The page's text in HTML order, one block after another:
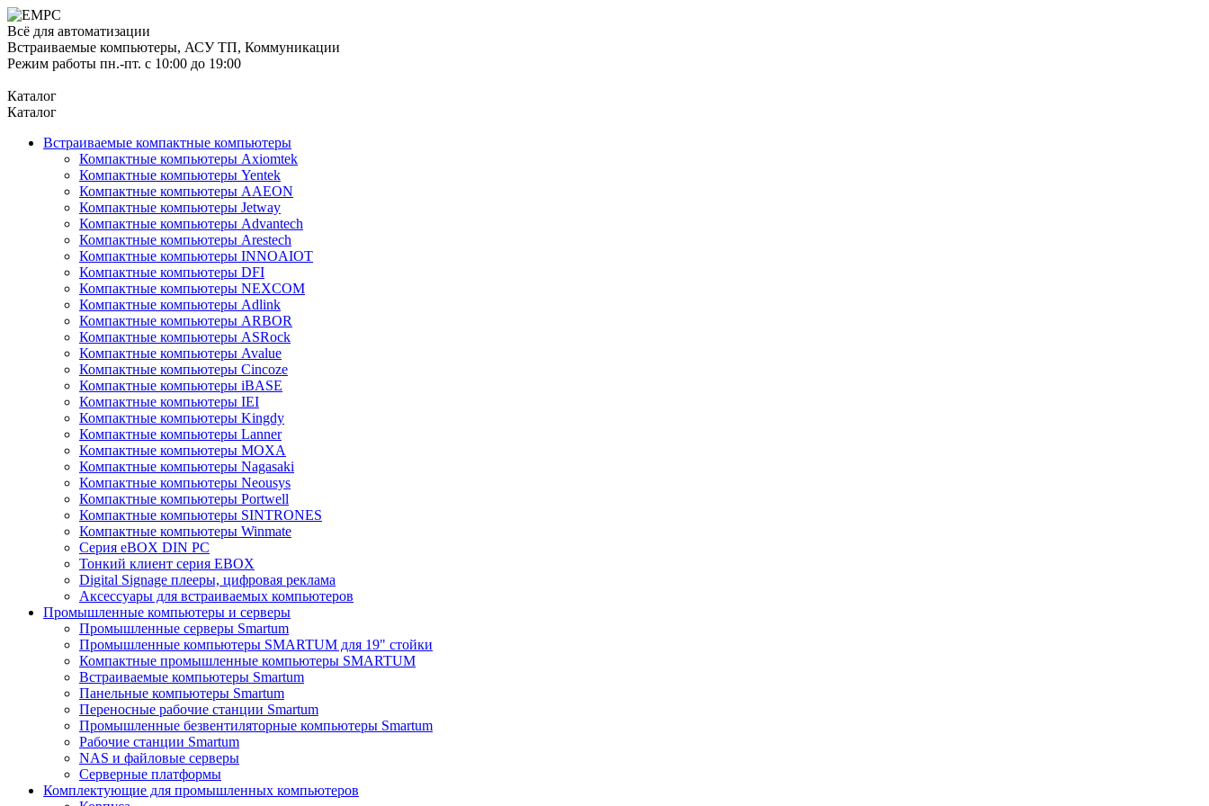
Всё для автоматизации
Встраиваемые компьютеры, АСУ ТП, Коммуникации
Режим работы пн.-пт. с 10:00 до 19:00
Каталог
Каталог
Встраиваемые компактные компьютеры
Компактные компьютеры Axiomtek
Компактные компьютеры Yentek
Компактные компьютеры AAEON
Компактные компьютеры Jetway
Компактные компьютеры Advantech
Компактные компьютеры Arestech
Компактные компьютеры INNOAIOT
Компактные компьютеры DFI
Компактные компьютеры NEXCOM
Компактные компьютеры Adlink
Компактные компьютеры ARBOR
Компактные компьютеры ASRock
Компактные компьютеры Avalue
Компактные компьютеры Cincoze
Компактные компьютеры iBASE
Компактные компьютеры IEI
Компактные компьютеры Kingdy
Компактные компьютеры Lanner
Компактные компьютеры MOXA
Компактные компьютеры Nagasaki
Компактные компьютеры Neousys
Компактные компьютеры Portwell
Компактные компьютеры SINTRONES
Компактные компьютеры Winmate
Серия eBOX DIN PC
Тонкий клиент серия EBOX
Digital Signage плееры, цифровая реклама
Аксессуары для встраиваемых компьютеров
Промышленные компьютеры и серверы
Промышленные серверы Smartum
Промышленные компьютеры SMARTUM для 19" стойки
Компактные промышленные компьютеры SMARTUM
Встраиваемые компьютеры Smartum
Панельные компьютеры Smartum
Переносные рабочие станции Smartum
Промышленные безвентиляторные компьютеры Smartum
Рабочие станции Smartum
NAS и файловые серверы
Серверные платформы
Комплектующие для промышленных компьютеров